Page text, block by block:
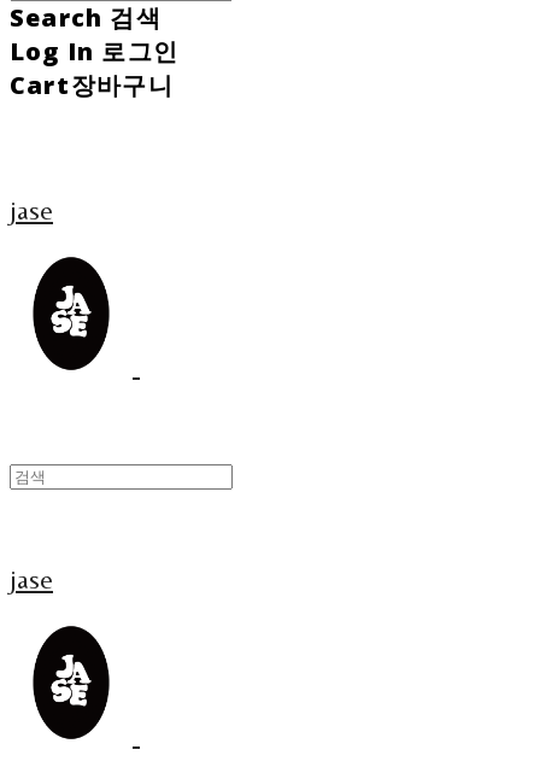
Search 검색
Log In 로그인
Cart장바구니
jase
jase